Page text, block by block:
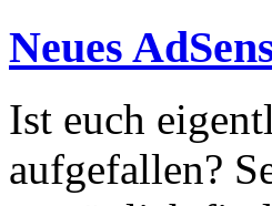
Neues
Ist euch
aufgefallen?